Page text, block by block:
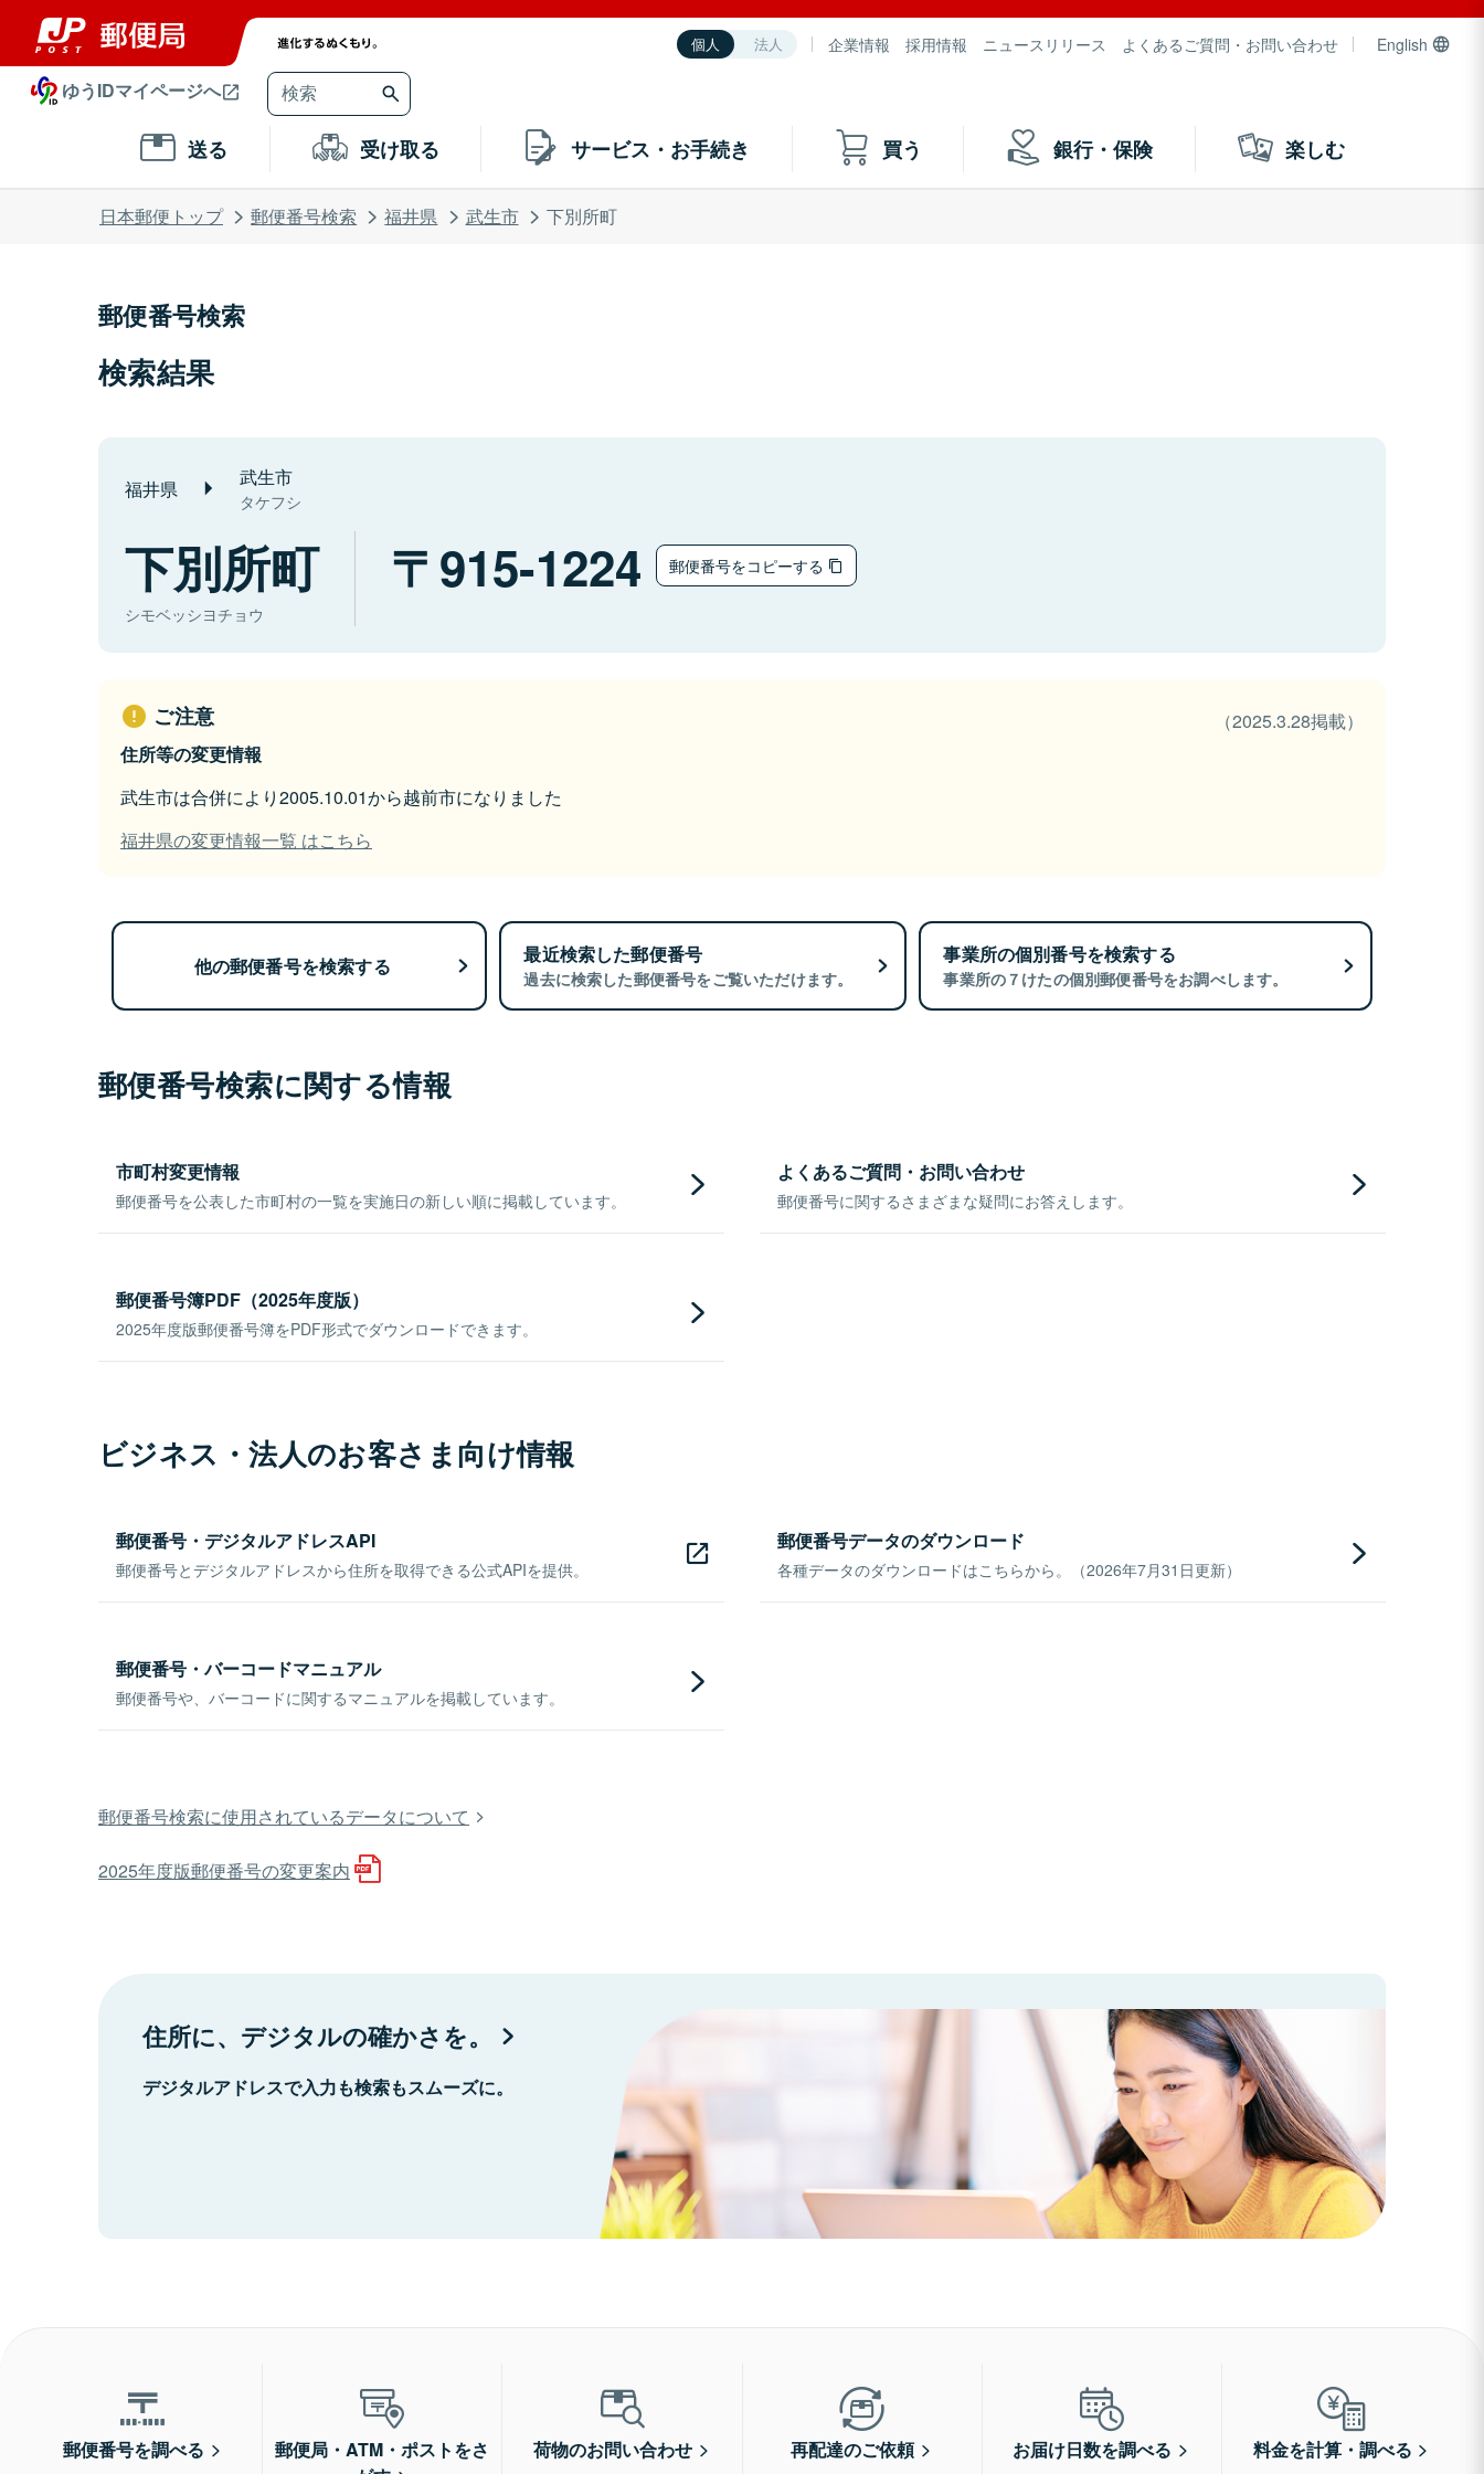
個人 法人 企業情報 採用情報 ニュースリリース よくあるご質問・お問い合わせ English
ゆうIDマイページへ
送る 受け取る サービス・お手続き 買う 銀行・保険 楽しむ
日本郵便トップ 郵便番号検索 福井県 武生市 下別所町
郵便番号検索
検索結果
福井県 武生市
タケフシ
下別所町
シモベッシヨチョウ
915-1224 郵便番号をコピーする
ご注意
（2025.3.28掲載）
住所等の変更情報
武生市は合併により2005.10.01から越前市になりました
福井県の変更情報一覧 はこちら
他の郵便番号を検索する 最近検索した郵便番号
過去に検索した郵便番号をご覧いただけます。
事業所の個別番号を検索する
事業所の７けたの個別郵便番号をお調べします。
郵便番号検索に関する情報
市町村変更情報
郵便番号を公表した市町村の一覧を実施日の新しい順に掲載しています。
よくあるご質問・お問い合わせ
郵便番号に関するさまざまな疑問にお答えします。
郵便番号簿PDF（2025年度版）
2025年度版郵便番号簿をPDF形式でダウンロードできます。
ビジネス・法人のお客さま向け情報
郵便番号・デジタルアドレスAPI
郵便番号とデジタルアドレスから住所を取得できる公式APIを提供。
郵便番号データのダウンロード
各種データのダウンロードはこちらから。（2026年7月31日更新）
郵便番号・バーコードマニュアル
郵便番号や、バーコードに関するマニュアルを掲載しています。
郵便番号検索に使用されているデータについて
2025年度版郵便番号の変更案内
住所に、デジタルの確かさを。
デジタルアドレスで入力も検索もスムーズに。
郵便番号を調べる
郵便局・ATM・ポストをさ
荷物のお問い合わせ 再配達のご依頼 お届け日数を調べる 料金を計算・調べる